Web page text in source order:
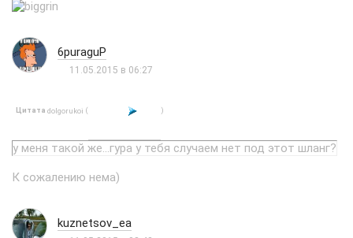
6puraguP
11.05.2015 в 06:27
Цитата dolgorukoi ( )
у меня такой же...гура у тебя случаем нет под этот шланг?
К сожалению нема)
kuznetsov_ea